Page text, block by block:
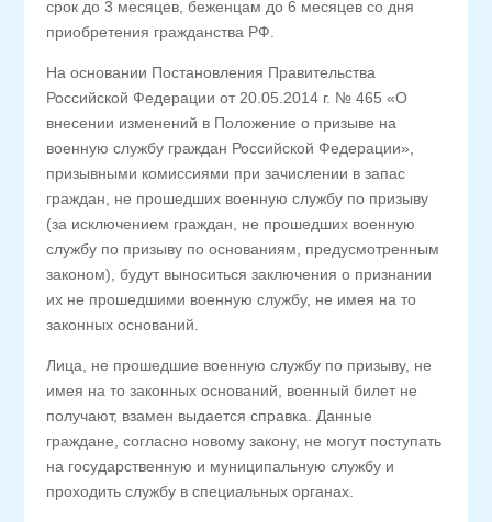
срок до 3 месяцев, беженцам до 6 месяцев со дня
приобретения гражданства РФ.
На основании Постановления Правительства
Российской Федерации от 20.05.2014 г. № 465 «О
внесении изменений в Положение о призыве на
военную службу граждан Российской Федерации»,
призывными комиссиями при зачислении в запас
граждан, не прошедших военную службу по призыву
(за исключением граждан, не прошедших военную
службу по призыву по основаниям, предусмотренным
законом), будут выноситься заключения о признании
их не прошедшими военную службу, не имея на то
законных оснований.
Лица, не прошедшие военную службу по призыву, не
имея на то законных оснований, военный билет не
получают, взамен выдается справка. Данные
граждане, согласно новому закону, не могут поступать
на государственную и муниципальную службу и
проходить службу в специальных органах.